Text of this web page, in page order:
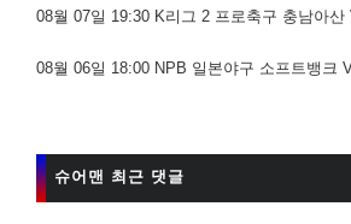
08월 07일 19:30 K리그 2 프로축구 충남아산
08월 06일 18:00 NPB 일본야구 소프트뱅크
슈어맨 최근 댓글